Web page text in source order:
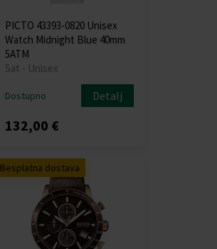
PICTO 43393-0820 Unisex
Watch Midnight Blue 40mm
5ATM
Sat - Unisex
Dostupno Detalj
132,00 €
Besplatna dostava